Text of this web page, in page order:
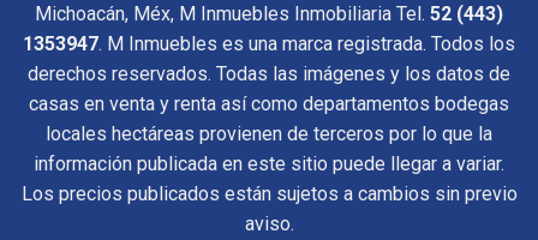
Michoacán, Méx, M Inmuebles Inmobiliaria Tel. 52 (443)
1353947. M Inmuebles es una marca registrada. Todos los
derechos reservados. Todas las imágenes y los datos de
casas en venta y renta así como departamentos bodegas
locales hectáreas provienen de terceros por lo que la
información publicada en este sitio puede llegar a variar.
Los precios publicados están sujetos a cambios sin previo
aviso.